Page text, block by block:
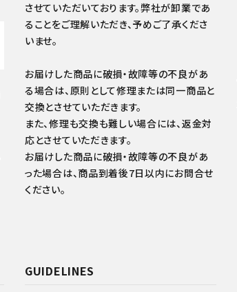
させていただいております。弊社が卸業であ
ることをご理解いただき、予めご了承くださ
いませ。
お届けした商品に破損・故障等の不良があ
る場合は、原則として修理または同一商品と
交換とさせていただきます。
また、修理も交換も難しい場合には、返金対
応とさせていただきます。
お届けした商品に破損・故障等の不良があ
った場合は、商品到着後7日以内にお問合せ
ください。
GUIDELINES